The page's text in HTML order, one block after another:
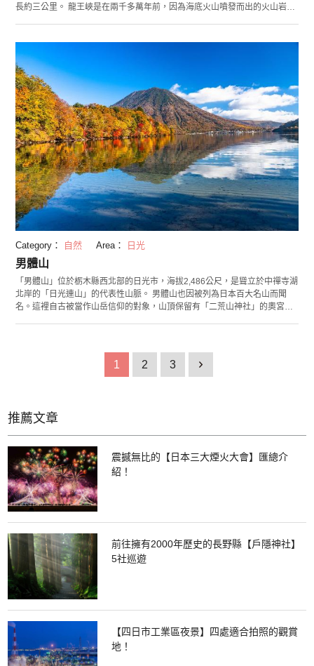
長約三公里。 龍王峽是在兩千多萬年前，因為海底火山噴發而出的火山岩被
可以看到水芭蕉、菖蒲處處綻放美麗，10月下旬到11月上旬開始進入紅葉的
季節，許多觀光客會開始湧入，好不熱鬧！ 加上從川治溫泉開始全長七公里
的遊園步道也已經整備完成，歡迎來這邊享受登山踏青的樂趣！
Category： 自然 Area： 日光
男體山
「男體山」位於栃木縣西北部的日光市，海拔2,486公尺，是聳立於中禪寺湖
北岸的「日光連山」的代表性山脈。 男體山也因被列為日本百大名山而聞
名。這裡自古被當作山岳信仰的對象，山頂保留有「二荒山神社」的奧宮，
有人氣，是可以當日往返進行登山的地方。每年7月31日都會舉辦登拜祭祀
1 2 3 1
推薦文章
震撼無比的【日本三大煙火大會】匯總介
紹！
前往擁有2000年歷史的長野縣【戶隱神社】
5社巡遊
【四日市工業區夜景】四處適合拍照的觀賞
地！